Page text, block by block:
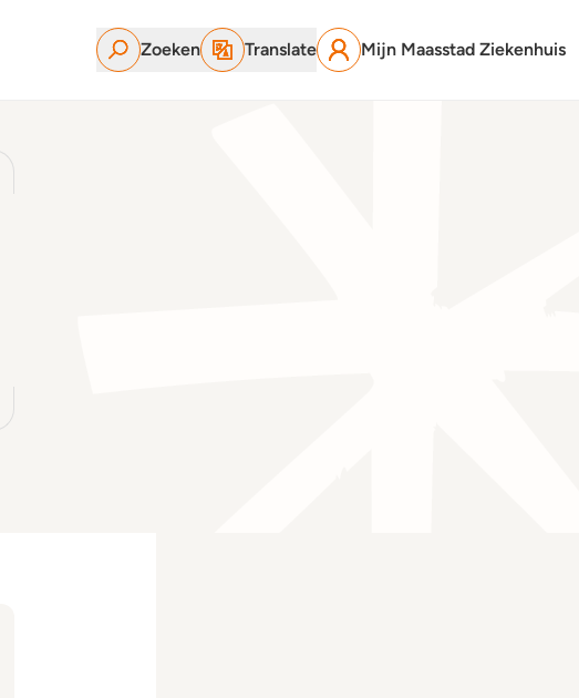
Zoeken Translate Mijn Maasstad Ziekenhuis